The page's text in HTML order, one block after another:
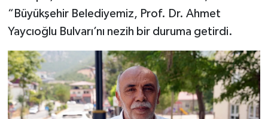
“Büyükşehir Belediyemiz, Prof. Dr. Ahmet
Yaycıoğlu Bulvarı’nı nezih bir duruma getirdi.